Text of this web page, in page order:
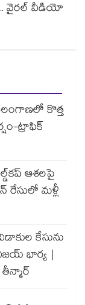
వైరల్ వీడియో
కొత్త
ట్రాఫిక్
ఆశలపై
రేసులో మళ్లీ
కేసును
భార్య |